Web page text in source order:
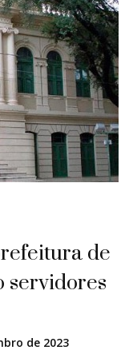
de
de 2023